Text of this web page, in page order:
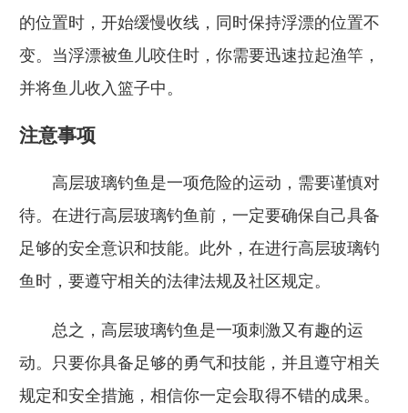
的位置时，开始缓慢收线，同时保持浮漂的位置不
变。当浮漂被鱼儿咬住时，你需要迅速拉起渔竿，
并将鱼儿收入篮子中。
注意事项
高层玻璃钓鱼是一项危险的运动，需要谨慎对
待。在进行高层玻璃钓鱼前，一定要确保自己具备
足够的安全意识和技能。此外，在进行高层玻璃钓
鱼时，要遵守相关的法律法规及社区规定。
总之，高层玻璃钓鱼是一项刺激又有趣的运
动。只要你具备足够的勇气和技能，并且遵守相关
规定和安全措施，相信你一定会取得不错的成果。